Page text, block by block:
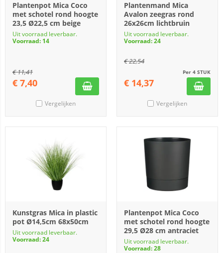
Plantenpot Mica Coco
met schotel rond hoogte
23,5 Ø22,5 cm beige
Uit voorraad leverbaar.
Voorraad: 14
€11,41
€ 7,40
Vergelijken
Plantenmand Mica
Avalon zeegras rond
26x26cm lichtbruin
Uit voorraad leverbaar.
Voorraad: 24
€22,54
Per 4 STUK
€ 14,37
Vergelijken
Kunstgras Mica in plastic
pot Ø14,5cm 68x50cm
Uit voorraad leverbaar.
Voorraad: 24
Plantenpot Mica Coco
met schotel rond hoogte
29,5 Ø28 cm antraciet
Uit voorraad leverbaar.
Voorraad: 28